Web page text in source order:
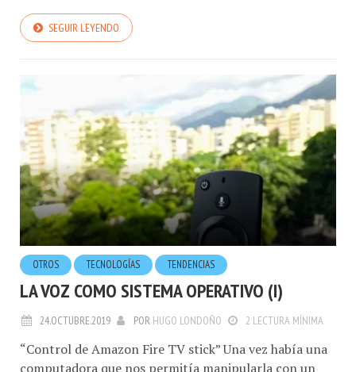
SEGUIR LEYENDO
OTROS TECNOLOGÍ­AS TENDENCIAS
LA VOZ COMO SISTEMA OPERATIVO (I)
24.OCTUBRE.2019 POR HUGO LONDOÑO 2 LECTURA MÍNIMA
“Control de Amazon Fire TV stick” Una vez había una
computadora que nos permitía manipularla con un